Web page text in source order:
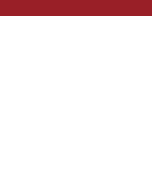
en butte à la calomnie,